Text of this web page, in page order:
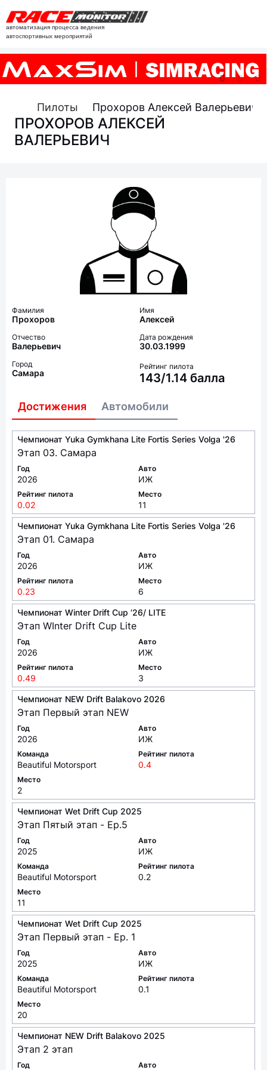
автоматизация процесса ведения
автоспортивных мероприятий
Пилоты Прохоров Алексей Валерьевич
ПРОХОРОВ АЛЕКСЕЙ
ВАЛЕРЬЕВИЧ
Фамилия
Прохоров
Имя
Алексей
Отчество
Валерьевич
Дата рождения
30.03.1999
Город
Самара
Рейтинг пилота
143/1.14 балла
Достижения Автомобили
Чемпионат Yuka Gymkhana Lite Fortis Series Volga '26
Этап 03. Самара
Год
2026
Авто
ИЖ
Рейтинг пилота
0.02
Место
11
Чемпионат Yuka Gymkhana Lite Fortis Series Volga '26
Этап 01. Самара
Год
2026
Авто
ИЖ
Рейтинг пилота
0.23
Место
6
Чемпионат Winter Drift Cup ‘26/ LITE
Этап WInter Drift Cup Lite
Год
2026
Авто
ИЖ
Рейтинг пилота
0.49
Место
3
Чемпионат NEW Drift Balakovo 2026
Этап Первый этап NEW
Год
2026
Авто
ИЖ
Команда
Beautiful Motorsport
Рейтинг пилота
0.4
Место
2
Чемпионат Wet Drift Cup 2025
Этап Пятый этап - Ep.5
Год
2025
Авто
ИЖ
Команда
Beautiful Motorsport
Рейтинг пилота
0.2
Место
11
Чемпионат Wet Drift Cup 2025
Этап Первый этап - Ep. 1
Год
2025
Авто
ИЖ
Команда
Beautiful Motorsport
Рейтинг пилота
0.1
Место
20
Чемпионат NEW Drift Balakovo 2025
Этап 2 этап
Год Авто